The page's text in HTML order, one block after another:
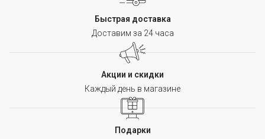
Быстрая доставка
Доставим за 24 часа
Акции и скидки
Каждый день в магазине
Подарки